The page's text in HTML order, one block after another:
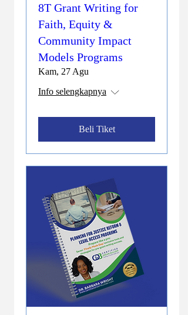
8T Grant Writing for
Faith, Equity &
Community Impact
Models Programs
Kam, 27 Agu
Info selengkapnya
Beli Tiket